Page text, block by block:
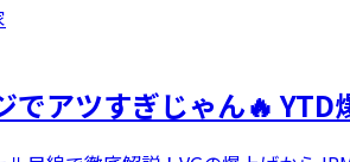
でアツすぎじゃん🔥